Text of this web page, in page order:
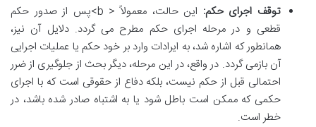
توقف اجرای حکم:
این حالت، معمولاً < b>پس از صدور حکم
قطعی و در مرحله اجرای حکم مطرح می گردد. دلایل آن نیز،
همانطور که اشاره شد، به ایرادات وارد بر خود حکم یا عملیات اجرایی
آن بازمی گردد. در واقع، در این مرحله، دیگر بحث از جلوگیری از ضرر
احتمالی قبل از حکم نیست، بلکه دفاع از حقوقی است که با اجرای
حکمی که ممکن است باطل شود یا به اشتباه صادر شده باشد، در
خطر است.